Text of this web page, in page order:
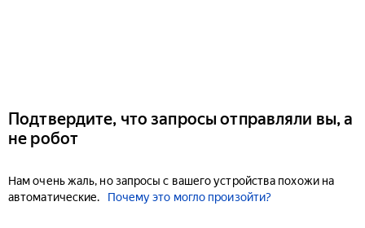
Подтвердите, что запросы отправляли вы, а
не робот
Нам очень жаль, но запросы с вашего устройства похожи на
автоматические.
Почему это могло произойти?